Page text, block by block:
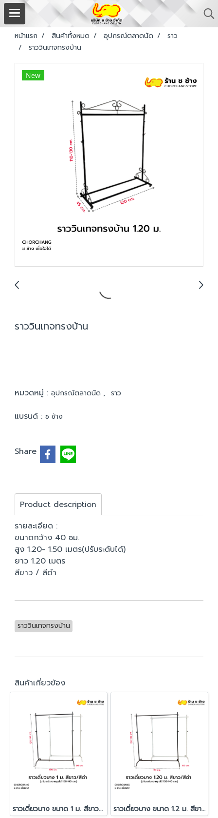
หน้าแรก สินค้าทั้งหมด อุปกรณ์ตลาดนัด
ราว
ราววินเทจทรงบ้าน
New
ราววินเทจทรงบ้าน
หมวดหมู่ : อุปกรณ์ตลาดนัด , ราว
แบรนด์ : ช ช้าง
Share
Product description
รายละเอียด :
ขนาดกว้าง 40 ซม.
สูง 1.20- 1.50 เมตร(ปรับระดับได้)
ยาว 1.20 เมตร
สีขาว / สีดำ
ราววินเทจทรงบ้าน
สินค้าเกี่ยวข้อง
ราวเดี่ยวบาง ขนาด 1 ม. สีขาว/สีดำ ราวเดี่ยวบาง ขนาด 1.2 ม. สีขาว/สีดำ